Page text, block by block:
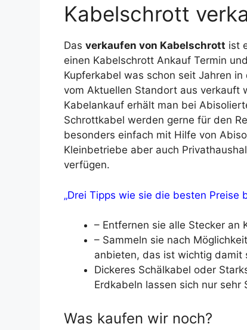
Kabelschrott
Das verkaufen von Kabelschrott ist
einen Kabelschrott Ankauf Termin
Kupferkabel was schon seit Jahren
vom Aktuellen Standort aus verkauft
Kabelankauf erhält man bei
Schrottkabel werden gerne für den
besonders einfach mit Hilfe von
Kleinbetriebe aber auch
verfügen.
„Drei Tipps wie sie die besten Preise
– Entfernen sie alle Stecker an
– Sammeln sie nach
anbieten, das ist wichtig
Dickeres Schälkabel oder
Erdkabeln lassen sich nur sehr
Was kaufen wir noch?